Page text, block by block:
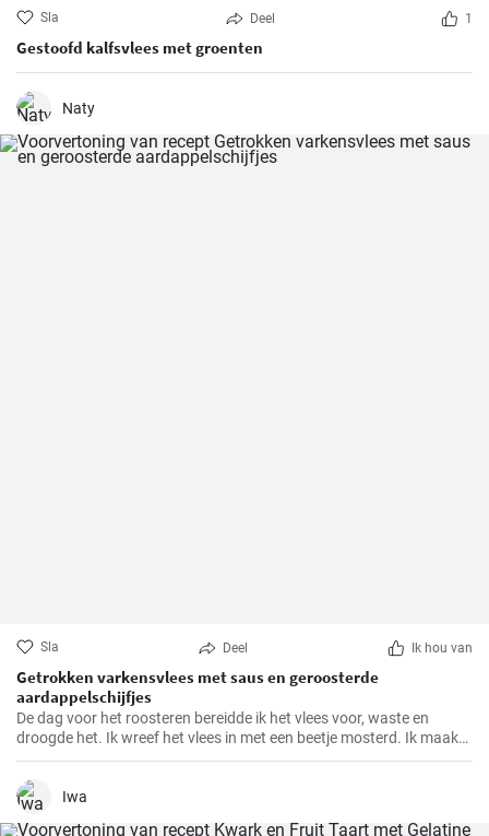
Sla Deel 1
Gestoofd kalfsvlees met groenten
Naty
Sla Deel Ik hou van
Getrokken varkensvlees met saus en geroosterde
aardappelschijfjes
De dag voor het roosteren bereidde ik het vlees voor, waste en
droogde het. Ik wreef het vlees in met een beetje mosterd. Ik maakte
een marinade van alle ingrediënten en goot deze over het vlees,
masseerde het goed in met mijn handen. Ik bedekte het vlees en liet
het marineren tot de volgende dag.
Iwa